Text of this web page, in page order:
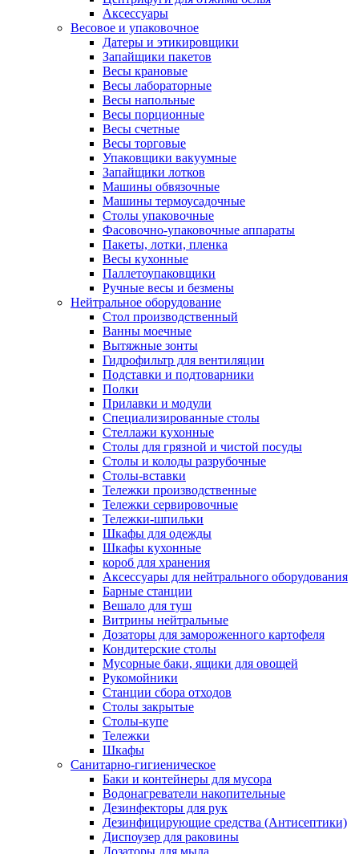
Аксессуары
Весовое и упаковочное
Датеры и этикировщики
Запайщики пакетов
Весы крановые
Весы лабораторные
Весы напольные
Весы порционные
Весы счетные
Весы торговые
Упаковщики вакуумные
Запайщики лотков
Машины обвязочные
Машины термоусадочные
Столы упаковочные
Фасовочно-упаковочные аппараты
Пакеты, лотки, пленка
Весы кухонные
Паллетоупаковщики
Ручные весы и безмены
Нейтральное оборудование
Cтол производственный
Ванны моечные
Вытяжные зонты
Гидрофильтр для вентиляции
Подставки и подтоварники
Полки
Прилавки и модули
Специализированные столы
Стеллажи кухонные
Столы для грязной и чистой посуды
Столы и колоды разрубочные
Столы-вставки
Тележки производственные
Тележки сервировочные
Тележки-шпильки
Шкафы для одежды
Шкафы кухонные
короб для хранения
Аксессуары для нейтрального оборудования
Барные станции
Вешало для туш
Витрины нейтральные
Дозаторы для замороженного картофеля
Кондитерские столы
Мусорные баки, ящики для овощей
Рукомойники
Станции сбора отходов
Столы закрытые
Столы-купе
Тележки
Шкафы
Санитарно-гигиеническое
Баки и контейнеры для мусора
Водонагреватели накопительные
Дезинфекторы для рук
Дезинфицирующие средства (Антисептики)
Диспоузер для раковины
Дозаторы для мыла